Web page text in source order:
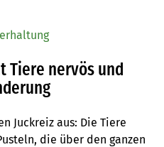
Tiere nervös und
Juckreiz aus: Die Tiere
die über den ganzen